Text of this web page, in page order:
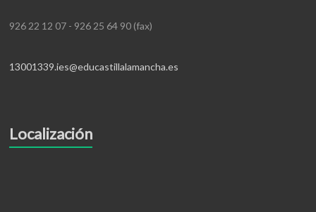
926 22 12 07 - 926 25 64 90 (fax)
13001339.ies@educastillalamancha.es
Localización